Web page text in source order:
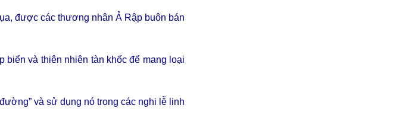
được các thương nhân Ả Rập buôn bán
và thiên nhiên tàn khốc để mang loại
và sử dụng nó trong các nghi lễ linh